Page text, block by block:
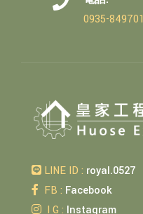
0935-849701
LINE ID : royal.0527
FB : Facebook
I G : Instagram